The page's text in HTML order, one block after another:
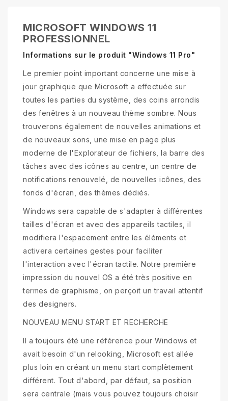
MICROSOFT WINDOWS 11
PROFESSIONNEL
Informations sur le produit "Windows 11 Pro"
Le premier point important concerne une mise à
jour graphique que Microsoft a effectuée sur
toutes les parties du système, des coins arrondis
des fenêtres à un nouveau thème sombre. Nous
trouverons également de nouvelles animations et
de nouveaux sons, une mise en page plus
moderne de l'Explorateur de fichiers, la barre des
tâches avec des icônes au centre, un centre de
notifications renouvelé, de nouvelles icônes, des
fonds d'écran, des thèmes dédiés.
Windows sera capable de s'adapter à différentes
tailles d'écran et avec des appareils tactiles, il
modifiera l'espacement entre les éléments et
activera certaines gestes pour faciliter
l'interaction avec l'écran tactile. Notre première
impression du nouvel OS a été très positive en
termes de graphisme, on perçoit un travail attentif
des designers.
NOUVEAU MENU START ET RECHERCHE
Il a toujours été une référence pour Windows et
avait besoin d'un relooking, Microsoft est allée
plus loin en créant un menu start complètement
différent. Tout d'abord, par défaut, sa position
sera centrale (mais vous pouvez toujours choisir